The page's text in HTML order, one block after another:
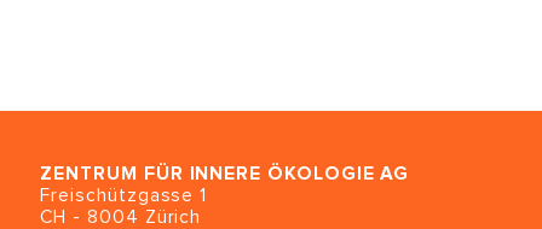
ZENTRUM FÜR INNERE ÖKOLOGIE AG
Freischützgasse 1
CH - 8004 Zürich